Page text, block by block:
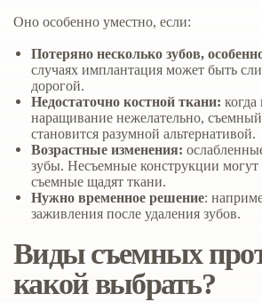
Оно особенно уместно, если:
Потеряно несколько зубов,
случаях имплантация может быть
дорогой.
Недостаточно костной ткани: когда
наращивание нежелательно,
становится разумной альтернативой.
Возрастные изменения:
зубы. Несъемные конструкции могут
съемные щадят ткани.
Нужно временное решение:
заживления после удаления зубов.
Виды съемных
какой выбрать?